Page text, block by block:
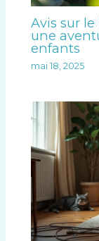
Avis sur
une
enfants
mai 18, 2025